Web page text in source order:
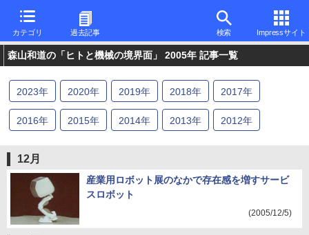
カテゴリ 過去記事 検索 Impressサイト
森山和道の「ヒトと機械の境界面」 2005年 記事一覧
2023年 2020年 2019年 2018年 2017年
2016年 2015年 2014年 2013年 2012年
2003年
12月
産業用ロボット展のなかで存在感を増すサービ
スロボット
(2005/12/5)